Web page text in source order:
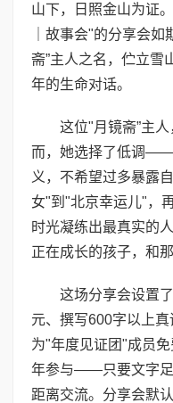
山下，日照金山为证
｜故事会"的分享会
斋”主人之名，伫立雪
年的生命对话。
这位"月镜斋”主
而，她选择了低调——
义，不希望过多暴露
女"到"北京幸运儿"，
时光凝练出最真实的
正在成长的孩子，和
这场分享会设置
元、撰写600字以上
为"年度见证团"成员
年参与——只要文字足
距离交流。分享会默